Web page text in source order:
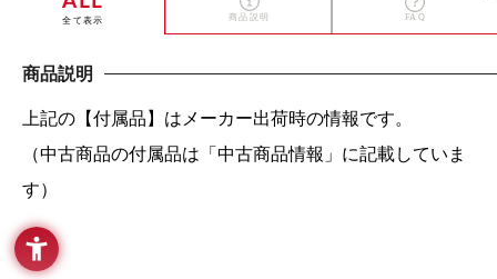
全て表示 商品説明 FAQ
商品説明
上記の【付属品】はメーカー出荷時の情報です。
（中古商品の付属品は「中古商品情報」に記載していま
す）